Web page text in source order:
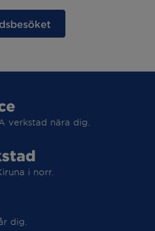
verkstad nära dig.
i norr.
dig.